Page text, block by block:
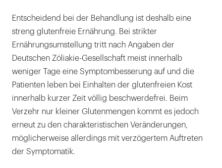
Entscheidend bei der Behandlung ist deshalb eine
streng glutenfreie Ernährung. Bei strikter
Ernährungsumstellung tritt nach Angaben der
Deutschen Zöliakie-Gesellschaft meist innerhalb
weniger Tage eine Symptombesserung auf und die
Patienten leben bei Einhalten der glutenfreien Kost
innerhalb kurzer Zeit völlig beschwerdefrei. Beim
Verzehr nur kleiner Glutenmengen kommt es jedoch
erneut zu den charakteristischen Veränderungen,
möglicherweise allerdings mit verzögertem Auftreten
der Symptomatik.